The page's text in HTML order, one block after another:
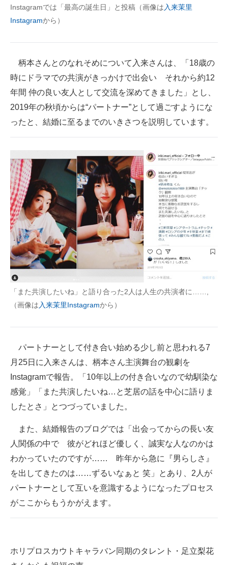
企業向けIT製品の総合サイト
IT製品の技術・比較・事例
製造業のIT導入・活用を支援
モノづくり技術者専門サイト
エレクトロニクス専門サイト
エネルギーの専門メディア
建設×テクノロジーの最前線
ちょっと気になるネットの話題
Instagramでは「最高の誕生日」と投稿（画像は入来茉里
Instagramから）
柄本さんとのなれそめについて入来さんは、「18歳の
時にドラマでの共演がきっかけで出会い それから約12
年間 仲の良い友人として交流を深めてきました」とし、
2019年の秋頃からは“パートナー”として過ごすようにな
ったと、結婚に至るまでのいきさつを説明しています。
「また共演したいね」と語り合った2人は人生の共演者に……,
（画像は入来茉里Instagramから）
パートナーとして付き合い始める少し前と思われる7
月25日に入来さんは、柄本さん主演舞台の観劇を
Instagramで報告。「10年以上の付き合いなので幼馴染な
感覚」「また共演したいね…と芝居の話を中心に語りま
したとさ」とつづっていました。
また、結婚報告のブログでは「出会ってからの長い友
人関係の中で 彼がどれほど優しく、誠実な人なのかは
わかっていたのですが…… 昨年から急に『男らしさ』
を出してきたのは……ずるいなぁと 笑」とあり、2人が
パートナーとして互いを意識するようになったプロセス
がここからもうかがえます。
ホリプロスカウトキャラバン同期のタレント・足立梨花